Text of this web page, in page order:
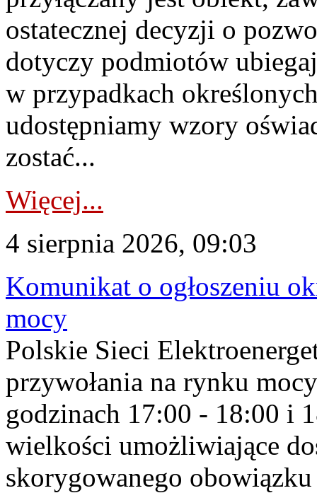
ostatecznej decyzji o
dotyczy podmiotów
w przypadkach
udostępniamy wzory
zostać...
Więcej...
4 sierpnia 2026, 09:03
Komunikat o ogłoszeniu
mocy
Polskie Sieci
przywołania na rynku
godzinach 17:00 - 18:00 i
wielkości umożliwiające
skorygowanego